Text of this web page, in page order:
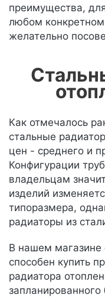
преимущества,
любом конкретном
желательно
Как отмечалось
стальные
цен - среднего и
Конфигурации
владельцам
изделий
типоразмера,
радиаторы из
В нашем
способен купить
радиатора